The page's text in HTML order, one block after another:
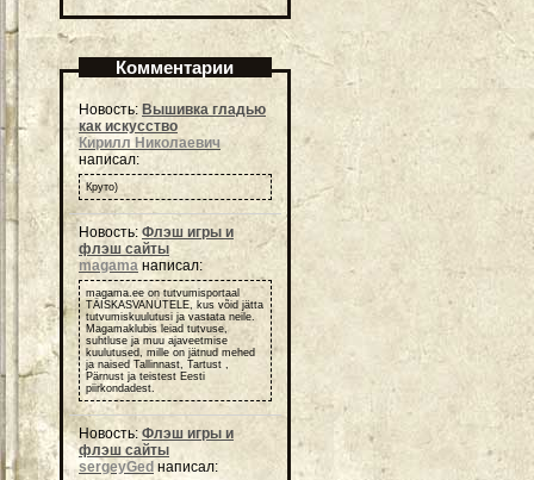
Комментарии
Новость: Вышивка гладью
как искусство
Кирилл Николаевич
написал:
Круто)
Новость: Флэш игры и
флэш сайты
magama написал:
magama.ee on tutvumisportaal
TÄISKASVANUTELE, kus võid jätta
tutvumiskuulutusi ja vastata neile.
Magamaklubis leiad tutvuse,
suhtluse ja muu ajaveetmise
kuulutused, mille on jätnud mehed
ja naised Tallinnast, Tartust ,
Pärnust ja teistest Eesti
piirkondadest.
Новость:Флэш игры и
флэш сайты
sergeyGed написал: